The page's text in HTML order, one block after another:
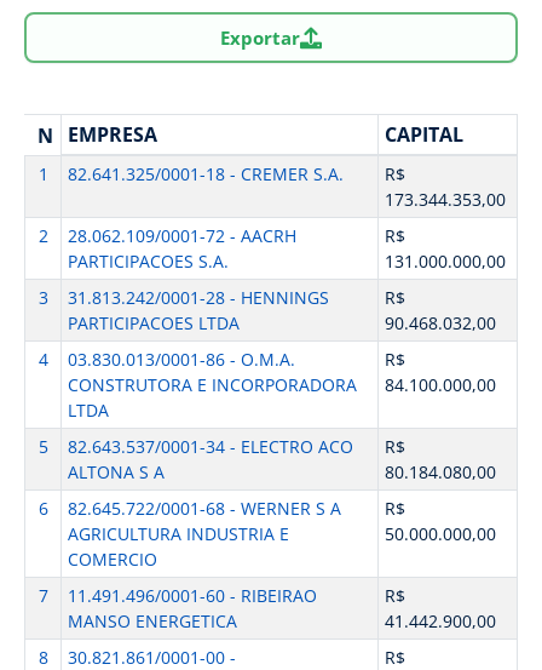
Exportar
N EMPRESA CAPITAL
1 82.641.325/0001-18 - CREMER S.A.
R$
173.344.353,00
2
28.062.109/0001-72 - AACRH
PARTICIPACOES S.A.
R$
131.000.000,00
3
31.813.242/0001-28 - HENNINGS
PARTICIPACOES LTDA
R$
90.468.032,00
4
03.830.013/0001-86 - O.M.A.
CONSTRUTORA E INCORPORADORA
LTDA
R$
84.100.000,00
5
82.643.537/0001-34 - ELECTRO ACO
ALTONA S A
R$
80.184.080,00
6
82.645.722/0001-68 - WERNER S A
AGRICULTURA INDUSTRIA E
COMERCIO
R$
50.000.000,00
7
11.491.496/0001-60 - RIBEIRAO
MANSO ENERGETICA
R$
41.442.900,00
8
30.821.861/0001-00 -
R$